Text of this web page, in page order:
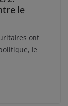
le
ont
le